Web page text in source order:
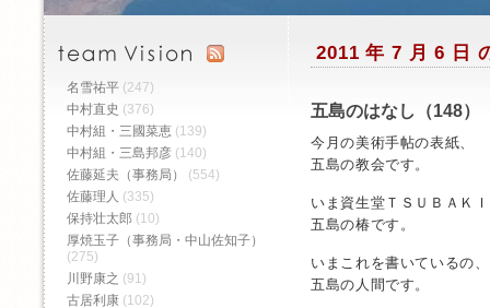
2011 年 7 月 6 日
五島のはなし（148）
今月の美術手帖の表紙、
五島の教会です。
いま資生堂ＴＳＵＢＡＫ
五島の椿です。
いまこれを書いているの、
五島の人間です。
名雪祐平 (247)
中村直史 (376)
中村組・三國菜恵 (139)
中村組・三島邦彦 (140)
佐藤延夫（事務局）
(554)
佐藤理人 (335)
保持壮太郎 (10)
厚焼玉子（事務局・中山佐知子）
(275)
川野康之 (91)
古居利康 (102)